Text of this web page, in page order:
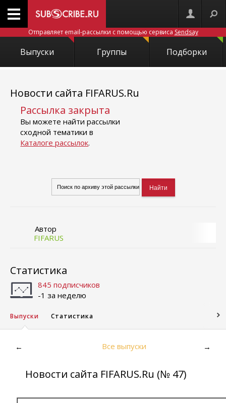
Отправляет email-рассылки с помощью сервиса Sendsay
Выпуски Группы Подборки
Новости сайта FIFARUS.Ru
Рассылка закрыта
Вы можете найти рассылки
сходной тематики в
Каталоге рассылок.
Автор
FIFARUS
Статистика
845 подписчиков
-1 за неделю
Выпуски Статистика
← Все выпуски →
Новости сайта FIFARUS.Ru (№ 47)